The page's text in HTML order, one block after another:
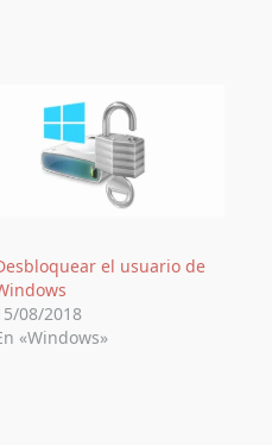
el usuario de
08/2018
«Windows»